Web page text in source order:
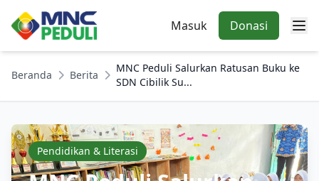
Masuk Donasi
Beranda Berita
MNC Peduli Salurkan Ratusan Buku ke
SDN Cibilik Su...
Pendidikan & Literasi